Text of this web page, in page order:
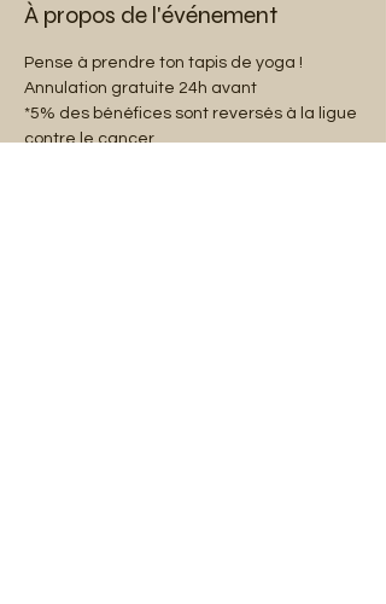
À propos de l'événement
Pense à prendre ton tapis de yoga !
Annulation gratuite 24h avant
*5% des bénéfices sont reversés à la ligue
contre le cancer.